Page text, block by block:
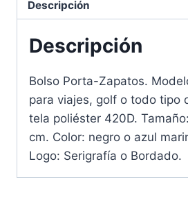
Descripción
Descripción
Bolso Porta-Zapatos.
para viajes, golf o todo tipo
tela poliéster 420D.
cm. Color: negro o azul
Logo: Serigrafía o Bordado.